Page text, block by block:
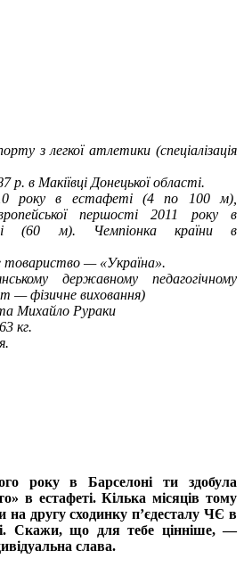
з легкої атлетики (спеціалізація
р. в Макіївці Донецької області.
року в естафеті (4 по 100 м),
першості 2011 року в
(60 м). Чемпіонка країни в
товариство — «Україна».
державному педагогічному
— фізичне виховання)
Михайло Рураки
кг.
року в Барселоні ти здобула
в естафеті. Кілька місяців тому
на другу сходинку п’єдесталу ЧЄ в
Скажи, що для тебе цінніше, —
слава.